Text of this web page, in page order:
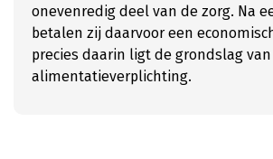
onevenredig deel van de zorg. Na
betalen zij daarvoor een
precies daarin ligt de grondslag
alimentatieverplichting.